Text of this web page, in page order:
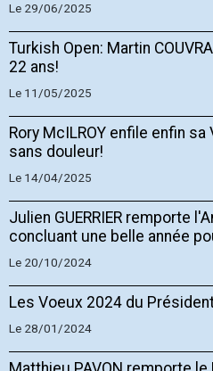
Le 29/06/2025
Turkish Open: Martin
22 ans!
Le 11/05/2025
Rory McILROY enfile enfin
sans douleur!
Le 14/04/2025
Julien GUERRIER remporte
concluant une belle année
Le 20/10/2024
Les Voeux 2024 du
Le 28/01/2024